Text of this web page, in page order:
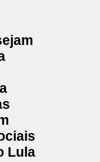
Lula